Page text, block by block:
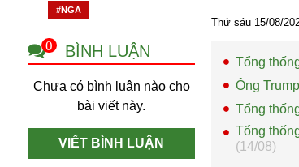
Quảng cáo
#NGA
0 BÌNH LUẬN
Chưa có bình luận nào cho
bài viết này.
VIẾT BÌNH LUẬN
Thứ sáu 15/08/
Tổng
Ông
Tổng
Tổng
(14/08)